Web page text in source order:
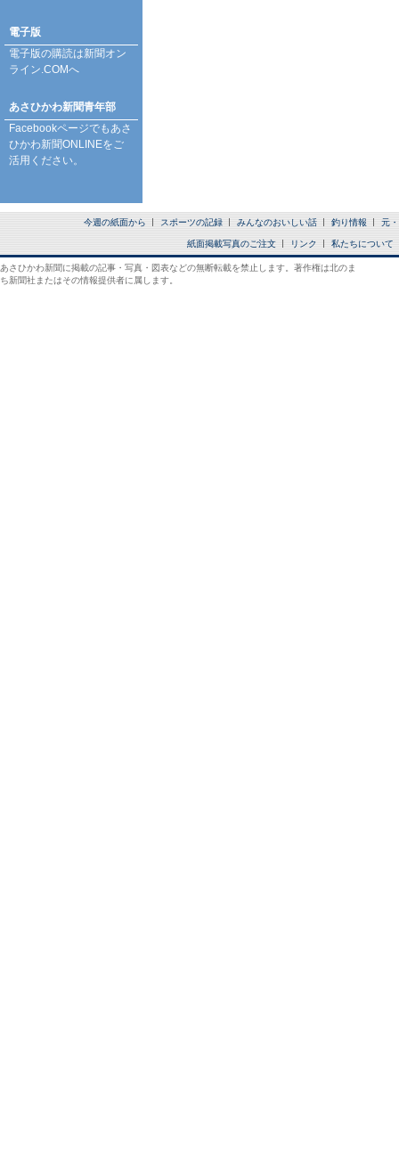
電子版
電子版の購読は新聞オン
ライン.COMへ
あさひかわ新聞青年部
Facebookページでもあさ
ひかわ新聞ONLINEをご
活用ください。
今週の紙面から スポーツの記録 みんなのおいしい話 釣り情報 元
紙面掲載写真のご注文 リンク 私たちについて
あさひかわ新聞に掲載の記事・写真・図表などの無断転載を禁止します。著作権は北のま
ち新聞社またはその情報提供者に属します。